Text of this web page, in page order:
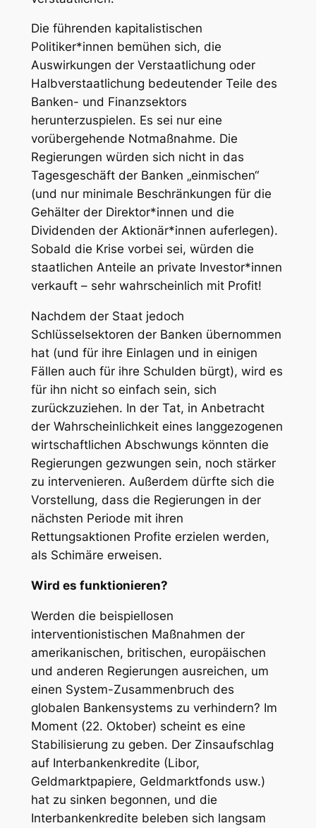
Die führenden kapitalistischen
Politiker*innen bemühen sich, die
Auswirkungen der Verstaatlichung oder
Halbverstaatlichung bedeutender Teile des
Banken- und Finanzsektors
herunterzuspielen. Es sei nur eine
vorübergehende Notmaßnahme. Die
Regierungen würden sich nicht in das
Tagesgeschäft der Banken „einmischen“
(und nur minimale Beschränkungen für die
Gehälter der Direktor*innen und die
Dividenden der Aktionär*innen auferlegen).
Sobald die Krise vorbei sei, würden die
staatlichen Anteile an private Investor*innen
verkauft – sehr wahrscheinlich mit Profit!
Nachdem der Staat jedoch
Schlüsselsektoren der Banken übernommen
hat (und für ihre Einlagen und in einigen
Fällen auch für ihre Schulden bürgt), wird es
für ihn nicht so einfach sein, sich
zurückzuziehen. In der Tat, in Anbetracht
der Wahrscheinlichkeit eines langgezogenen
wirtschaftlichen Abschwungs könnten die
Regierungen gezwungen sein, noch stärker
zu intervenieren. Außerdem dürfte sich die
Vorstellung, dass die Regierungen in der
nächsten Periode mit ihren
Rettungsaktionen Profite erzielen werden,
als Schimäre erweisen.
Wird es funktionieren?
Werden die beispiellosen
interventionistischen Maßnahmen der
amerikanischen, britischen, europäischen
und anderen Regierungen ausreichen, um
einen System-Zusammenbruch des
globalen Bankensystems zu verhindern? Im
Moment (22. Oktober) scheint es eine
Stabilisierung zu geben. Der Zinsaufschlag
auf Interbankenkredite (Libor,
Geldmarktpapiere, Geldmarktfonds usw.)
hat zu sinken begonnen, und die
Interbankenkredite beleben sich langsam